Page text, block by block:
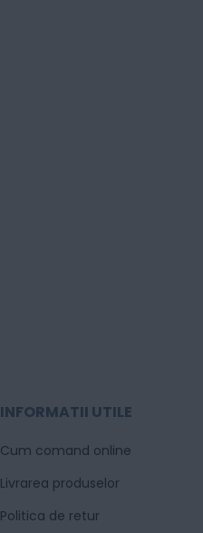
INFORMATII UTILE
Cum comand online
Livrarea produselor
Politica de retur